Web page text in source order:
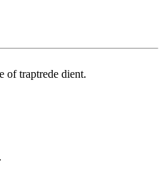
of traptrede dient.
.